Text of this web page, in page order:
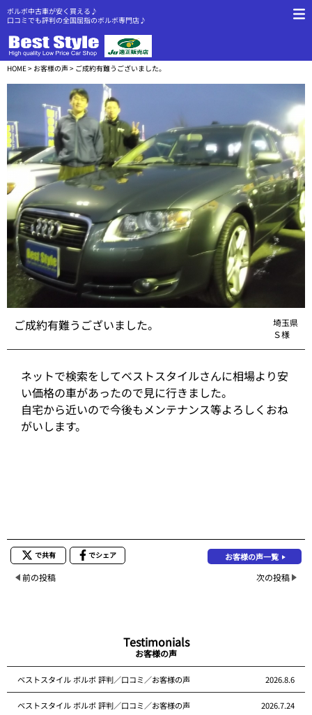
ボルボ中古車が安く買える♪
口コミでも評判の全国屈指のボルボ専門店♪
HOME> お客様の声> ご成約有難うございました。
ご成約有難うございました。
埼玉県
Ｓ様
ネットで検索をしてベストスタイルさんに相場より安
い価格の車があったので見に行きました。
自宅から近いので今後もメンテナンス等よろしくおね
がいします。
で共有 でシェア お客様の声一覧
前の投稿 次の投稿
Testimonials
お客様の声
ベストスタイル ボルボ 評判／口コミ／お客様の声 2026.8.6
ベストスタイル ボルボ 評判／口コミ／お客様の声 2026.7.24